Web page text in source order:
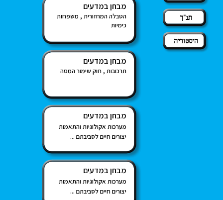
תנ"ך
היסטוריה
מבחן במדעים
הטבלה המחזורית , משפחות
כימיות
מבחן במדעים
תרכובות , חוק שימור המסה
מבחן במדעים
מערכות אקולוגיות והתאמות
יצורים חיים לסביבתם ...
מבחן במדעים
מערכות אקולוגיות והתאמות
יצורים חיים לסביבתם ...